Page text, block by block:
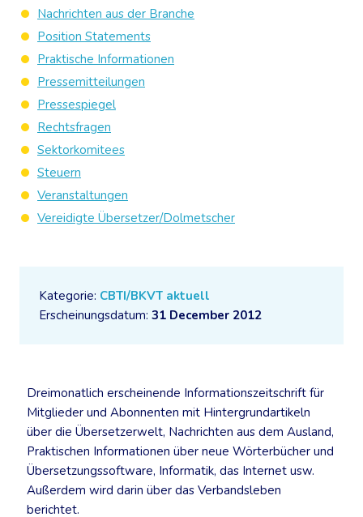
Kategorie: CBTI/BKVT aktuell
Erscheinungsdatum: 31 December 2012
Dreimonatlich erscheinende Informationszeitschrift für
Mitglieder und Abonnenten mit Hintergrundartikeln
über die Übersetzerwelt, Nachrichten aus dem Ausland,
Praktischen Informationen über neue Wörterbücher und
Übersetzungssoftware, Informatik, das Internet usw.
Außerdem wird darin über das Verbandsleben
berichtet.
Nachrichten aus der Branche
Position Statements
Praktische Informationen
Pressemitteilungen
Pressespiegel
Rechtsfragen
Sektorkomitees
Steuern
Veranstaltungen
Vereidigte Übersetzer/Dolmetscher